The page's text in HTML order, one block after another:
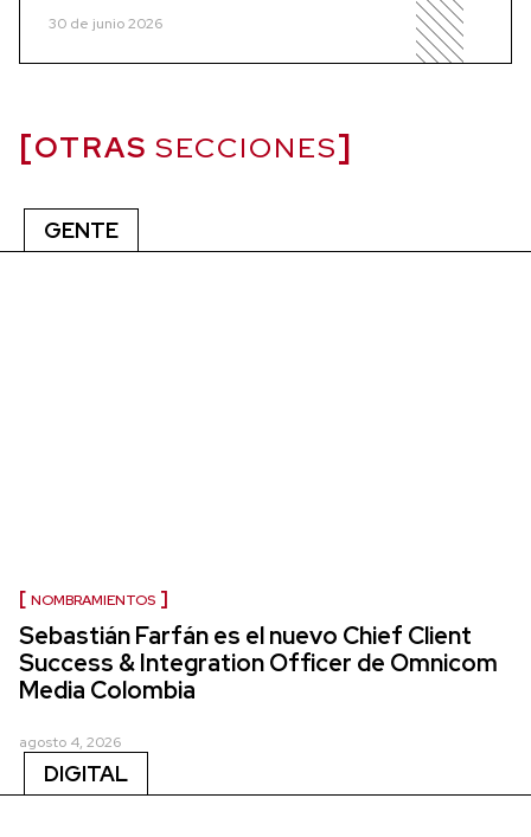
30 de junio 2026
OTRAS SECCIONES
GENTE
NOMBRAMIENTOS
Sebastián Farfán es el nuevo Chief Client
Success & Integration Officer de Omnicom
Media Colombia
agosto 4, 2026
DIGITAL